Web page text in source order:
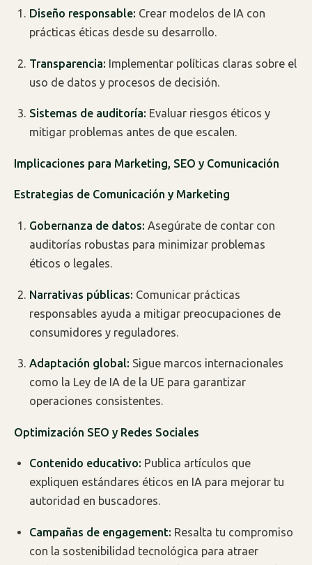
Diseño responsable: Crear modelos de IA con
prácticas éticas desde su desarrollo.
Transparencia: Implementar políticas claras sobre el
uso de datos y procesos de decisión.
Sistemas de auditoría: Evaluar riesgos éticos y
mitigar problemas antes de que escalen.
Implicaciones para Marketing, SEO y Comunicación
Estrategias de Comunicación y Marketing
Gobernanza de datos: Asegúrate de contar con
auditorías robustas para minimizar problemas
éticos o legales.
Narrativas públicas: Comunicar prácticas
responsables ayuda a mitigar preocupaciones de
consumidores y reguladores.
Adaptación global: Sigue marcos internacionales
como la Ley de IA de la UE para garantizar
operaciones consistentes.
Optimización SEO y Redes Sociales
Contenido educativo: Publica artículos que
expliquen estándares éticos en IA para mejorar tu
autoridad en buscadores.
Campañas de engagement: Resalta tu compromiso
con la sostenibilidad tecnológica para atraer